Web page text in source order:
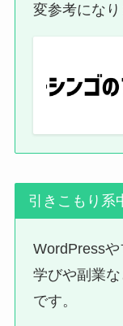
変参考になり
引きこもり系
WordPress
学びや副業
です。